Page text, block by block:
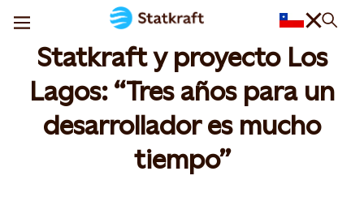
Statkraft y proyecto Los
Lagos: “Tres años para un
desarrollador es mucho
tiempo”